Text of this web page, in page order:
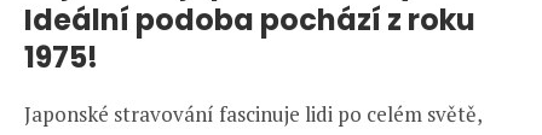
Ideální podoba pochází z roku
1975!
Japonské stravování fascinuje lidi po celém světě,